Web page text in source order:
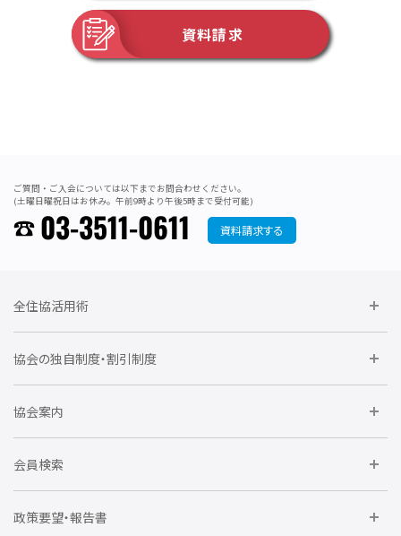
資料請求
ご質問・ご入会については以下までお問合わせください。
(土曜日曜祝日はお休み。午前9時より午後5時まで受付可能)
03-3511-0611 資料請求する
全住協活用術
委員会に参加しよう
要望活動に参加しよう
協会の独自制度・割引制度
住宅瑕疵担保責任保険割引制度
全住協NET
不動産後見アドバイザー資格講習
会
協会案内
運営組織
トライアル会員制度
会員検索
企業会員
政策要望・報告書